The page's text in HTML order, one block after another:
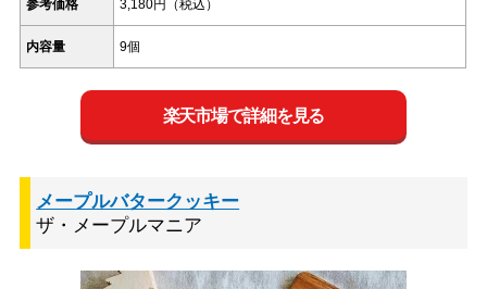
参考価格 3,180円（税込）
内容量 9個
楽天市場で詳細を見る
メープルバタークッキー
ザ・メープルマニア